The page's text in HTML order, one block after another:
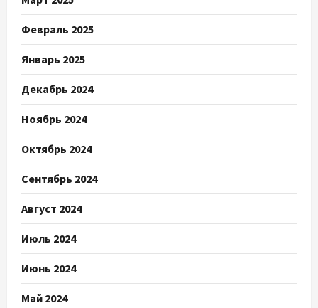
Февраль 2025
Январь 2025
Декабрь 2024
Ноябрь 2024
Октябрь 2024
Сентябрь 2024
Август 2024
Июль 2024
Июнь 2024
Май 2024